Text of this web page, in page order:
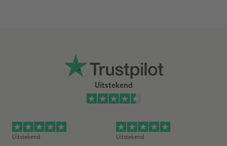
Uitstekend
Uitstekend Uitstekend